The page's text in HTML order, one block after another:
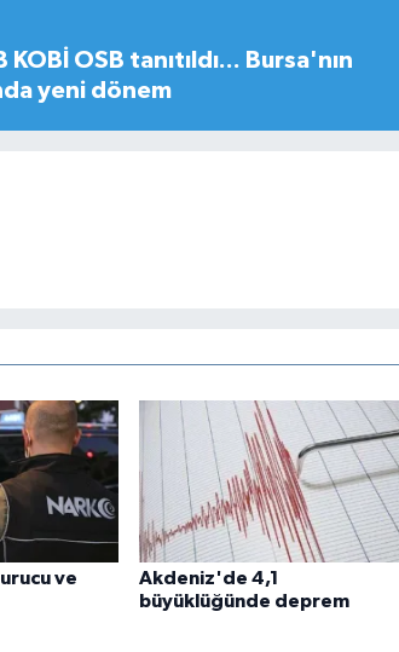
KOBİ OSB tanıtıldı... Bursa'nın
yeni dönem
ve
Akdeniz'de 4,1
büyüklüğünde deprem